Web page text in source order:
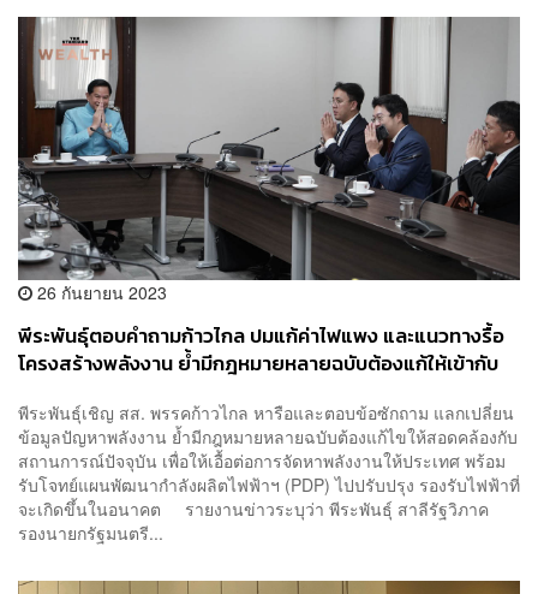
26 กันยายน 2023
พีระพันธุ์ตอบคำถามก้าวไกล ปมแก้ค่าไฟแพง และแนวทางรื้อ
โครงสร้างพลังงาน ย้ำมีกฎหมายหลายฉบับต้องแก้ให้เข้ากับ
พีระพันธุ์เชิญ สส. พรรคก้าวไกล หารือและตอบข้อซักถาม แลกเปลี่ยน
ข้อมูลปัญหาพลังงาน ย้ำมีกฎหมายหลายฉบับต้องแก้ไขให้สอดคล้องกับ
สถานการณ์ปัจจุบัน เพื่อให้เอื้อต่อการจัดหาพลังงานให้ประเทศ พร้อม
รับโจทย์แผนพัฒนากำลังผลิตไฟฟ้าฯ (PDP) ไปปรับปรุง รองรับไฟฟ้าที่
จะเกิดขึ้นในอนาคต รายงานข่าวระบุว่า พีระพันธุ์ สาลีรัฐวิภาค
รองนายกรัฐมนตรี...